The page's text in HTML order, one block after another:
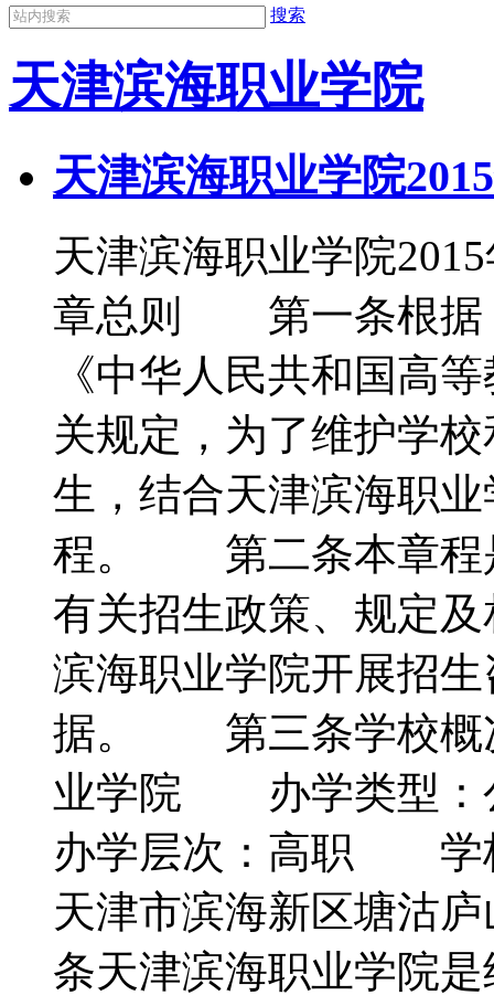
搜索
天津滨海职业学院
天津滨海职业学院
天津滨海职业学院
章总则 第一条根据
《中华人民共和国高
关规定，为了维护学
生，结合天津滨海职
程。 第二条本章程
有关招生政策、规定
滨海职业学院开展招
据。 第三条学校概
业学院 办学类型
办学层次：高职 学
天津市滨海新区塘沽
条天津滨海职业学院